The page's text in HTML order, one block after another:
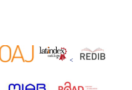
<